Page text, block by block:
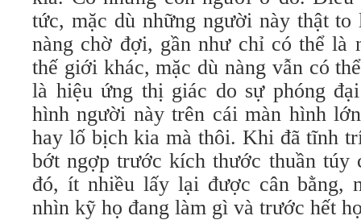
tức, mặc dù những người này thật
nàng chờ đợi, gần như chỉ có thể là
thế giới khác, mặc dù nàng vẫn có
là hiệu ứng thị giác do sự phóng
hình người này trên cái màn hình
hay lố bịch kia mà thôi. Khi đã tĩnh
bớt ngợp trước kích thước thuần túy
đó, ít nhiều lấy lại được cân bằng,
nhìn kỹ họ đang làm gì và trước hết